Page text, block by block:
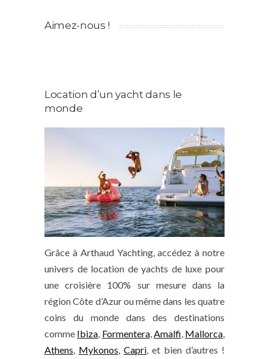
Aimez-nous !
Location d’un yacht dans le
monde
Grâce à Arthaud Yachting, accédez à notre
univers de location de yachts de luxe pour
une croisière 100% sur mesure dans la
région Côte d’Azur ou même dans les quatre
coins du monde dans des destinations
comme Ibiza, Formentera,Amalfi, Mallorca,
Athens, Mykonos, Capri, et bien d’autres !